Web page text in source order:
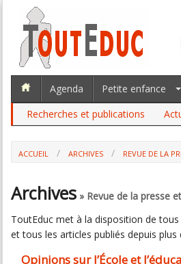
Agenda Petite enfance
Recherches et publications
ACCUEIL ARCHIVES
REVUE DE LA
Archives » Revue de la presse
ToutEduc met à la disposition de
et tous les articles publiés depuis plus
Opinions sur l’École et